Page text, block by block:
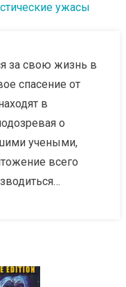
ужасы
за свою жизнь в
спасение от
в
о
учеными,
всего